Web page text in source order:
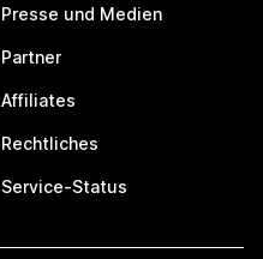
Presse und Medien
Partner
Affiliates
Rechtliches
Service-Status